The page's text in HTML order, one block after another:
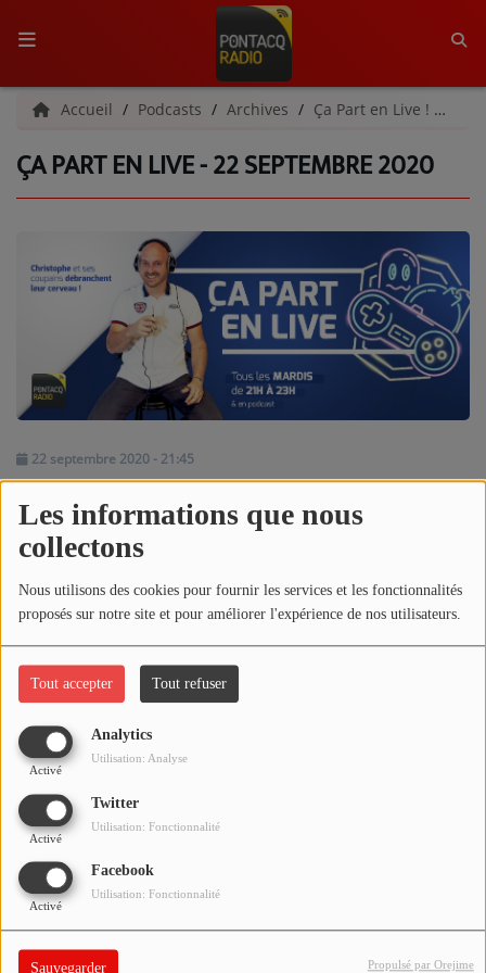
Les informations que nous
collectons
Nous utilisons des cookies pour fournir les services et les fonctionnalités
proposés sur notre site et pour améliorer l'expérience de nos utilisateurs.
Tout accepter Tout refuser
Analytics
Activé
Utilisation: Analyse
Twitter
Activé
Utilisation: Fonctionnalité
Facebook
Activé
Utilisation: Fonctionnalité
Sauvegarder Propulsé par Orejime
ACCUEIL
RADIO
L'ÉQUIPE
GRILLE DES PROGRAMMES
C'ÉTAIT QUOI CE TITRE ?
MÉDIAS
PODCASTS - SAISON 2026/2027
NOS PROGRAMMES COURTS
ARCHIVES - SAISONS PASSÉES
VOS ÉMISSIONS EN IMAGES
PHOTOS
ANNONCEURS & ESPACE PRO
VOTRE PUBLICITÉ SUR PONTACQ RADIO
LOCATION DE STUDIOS
ÉDUCATION AUX MÉDIAS ET À
L'INFORMATION
EN QUOI ÇA CONSISTE ?
ÉCOUTEZ LES PRODUCTIONS
Accueil Podcasts Archives Ça Part en Live ! | Archives
ÇA PART EN LIVE - 22 SEPTEMBRE 2020
22 septembre 2020 - 21:45
Écouter le podcast
Télécharger le podcast
Réécoutez l'émission ÇA PART EN LIVE du mardi 22 septembre
2020 !